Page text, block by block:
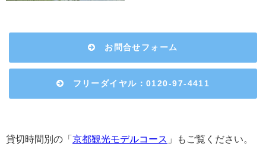
お問合せフォーム
フリーダイヤル：0120-97-4411
貸切時間別の「 京都観光モデルコース 」もご覧ください。